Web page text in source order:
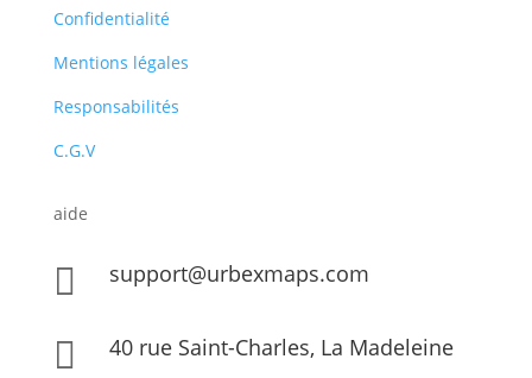
Confidentialité
Mentions légales
Responsabilités
C.G.V
aide
 support@urbexmaps.com
 40 rue Saint-Charles, La Madeleine